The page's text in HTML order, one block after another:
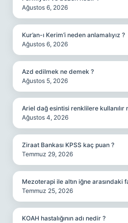
Ağustos 6, 2026
Kur’an-ı Kerim’i neden anlamalıyız ?
Ağustos 6, 2026
Azd edilmek ne demek ?
Ağustos 5, 2026
Ariel dağ esintisi renklilere kullanılır
Ağustos 4, 2026
Ziraat Bankası KPSS kaç puan ?
Temmuz 29, 2026
Mezoterapi ile altın iğne arasındaki
Temmuz 25, 2026
KOAH hastalığının adı nedir ?